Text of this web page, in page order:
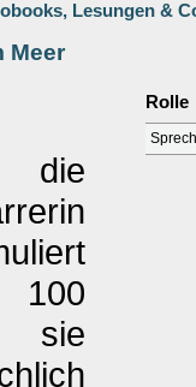
Lesungen &
Meer
die
sie
Rolle